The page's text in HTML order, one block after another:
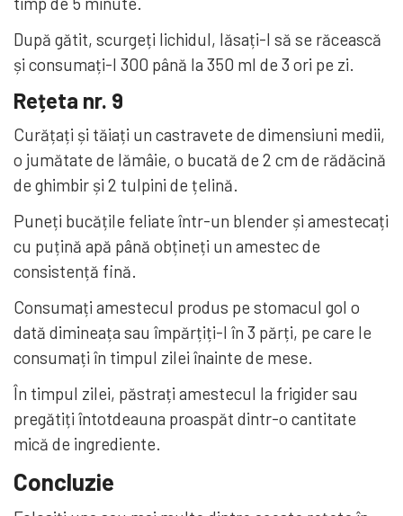
După gătit, scurgeți lichidul, lăsați-l să se răcească
și consumați-l 300 până la 350 ml de 3 ori pe zi.
Rețeta nr. 9
Curățați și tăiați un castravete de dimensiuni medii,
o jumătate de lămâie, o bucată de 2 cm de rădăcină
de ghimbir și 2 tulpini de țelină.
Puneți bucățile feliate într-un blender și amestecați
cu puțină apă până obțineți un amestec de
consistență fină.
Consumați amestecul produs pe stomacul gol o
dată dimineața sau împărțiți-l în 3 părți, pe care le
consumați în timpul zilei înainte de mese.
În timpul zilei, păstrați amestecul la frigider sau
pregătiți întotdeauna proaspăt dintr-o cantitate
mică de ingrediente.
Concluzie